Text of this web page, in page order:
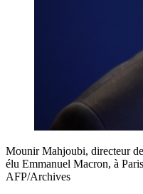
Mounir Mahjoubi, directeur
élu Emmanuel Macron, à
AFP/Archives